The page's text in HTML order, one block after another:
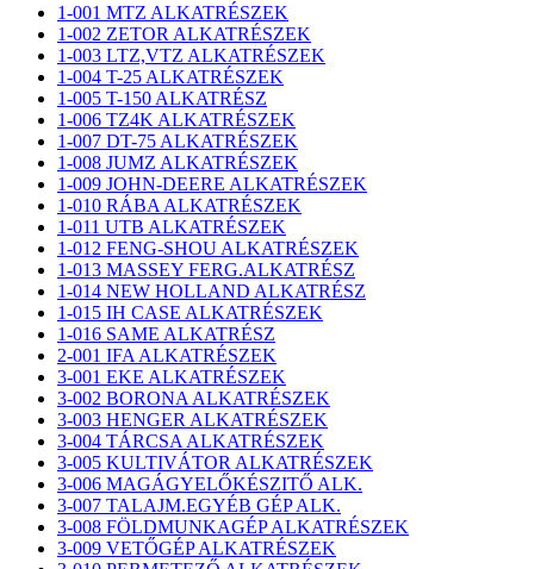
1-001 MTZ ALKATRÉSZEK
1-002 ZETOR ALKATRÉSZEK
1-003 LTZ,VTZ ALKATRÉSZEK
1-004 T-25 ALKATRÉSZEK
1-005 T-150 ALKATRÉSZ
1-006 TZ4K ALKATRÉSZEK
1-007 DT-75 ALKATRÉSZEK
1-008 JUMZ ALKATRÉSZEK
1-009 JOHN-DEERE ALKATRÉSZEK
1-010 RÁBA ALKATRÉSZEK
1-011 UTB ALKATRÉSZEK
1-012 FENG-SHOU ALKATRÉSZEK
1-013 MASSEY FERG.ALKATRÉSZ
1-014 NEW HOLLAND ALKATRÉSZ
1-015 IH CASE ALKATRÉSZEK
1-016 SAME ALKATRÉSZ
2-001 IFA ALKATRÉSZEK
3-001 EKE ALKATRÉSZEK
3-002 BORONA ALKATRÉSZEK
3-003 HENGER ALKATRÉSZEK
3-004 TÁRCSA ALKATRÉSZEK
3-005 KULTIVÁTOR ALKATRÉSZEK
3-006 MAGÁGYELŐKÉSZITŐ ALK.
3-007 TALAJM.EGYÉB GÉP ALK.
3-008 FÖLDMUNKAGÉP ALKATRÉSZEK
3-009 VETŐGÉP ALKATRÉSZEK